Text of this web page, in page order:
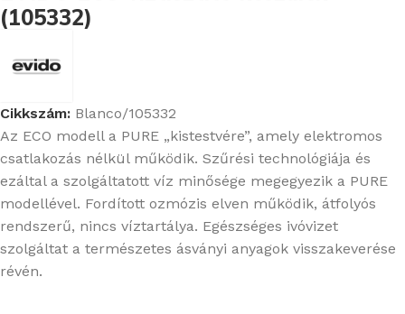
(105332)
Cikkszám: Blanco/105332
Az ECO modell a PURE „kistestvére”, amely elektromos
csatlakozás nélkül működik. Szűrési technológiája és
ezáltal a szolgáltatott víz minősége megegyezik a PURE
modellével. Fordított ozmózis elven működik, átfolyós
rendszerű, nincs víztartálya. Egészséges ivóvizet
szolgáltat a természetes ásványi anyagok visszakeverése
révén.